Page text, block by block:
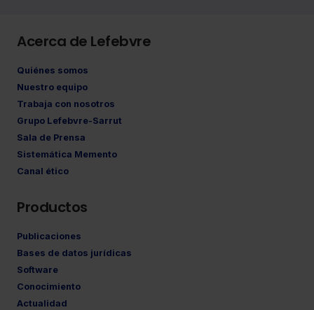
Acerca de Lefebvre
Quiénes somos
Nuestro equipo
Trabaja con nosotros
Grupo Lefebvre-Sarrut
Sala de Prensa
Sistemática Memento
Canal ético
Productos
Publicaciones
Bases de datos jurídicas
Software
Conocimiento
Actualidad